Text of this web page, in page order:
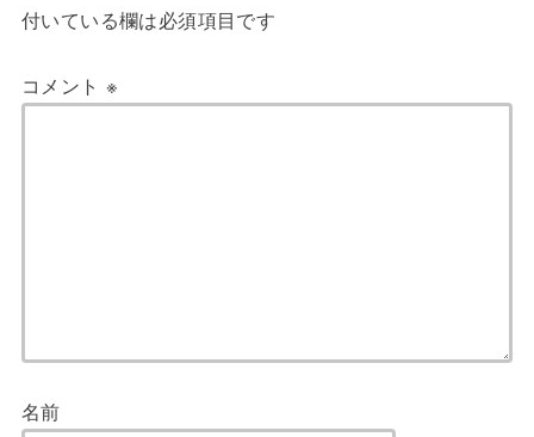
付いている欄は必須項目です
コメント ※
名前